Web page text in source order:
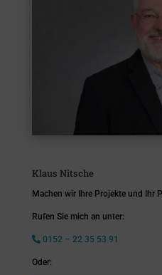
Klaus Nitsche
Machen wir Ihre Projekte und Ihr
Rufen Sie mich an unter:
0152 – 22 35 53 91
Oder: